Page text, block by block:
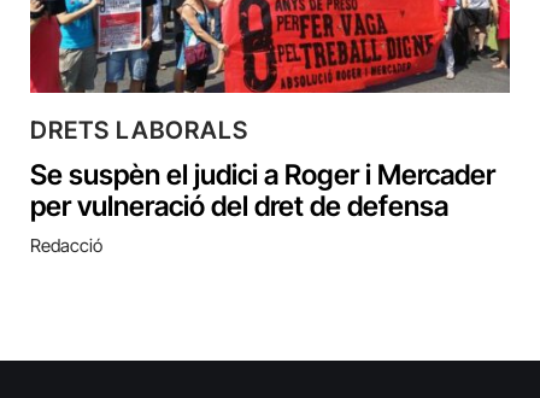
DRETS LABORALS
Se suspèn el judici a Roger i Mercader
per vulneració del dret de defensa
Redacció